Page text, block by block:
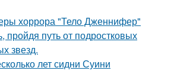
хоррора "Тело Дженнифер"
пройдя путь от подростковых
звезд.
лет сидни Суини